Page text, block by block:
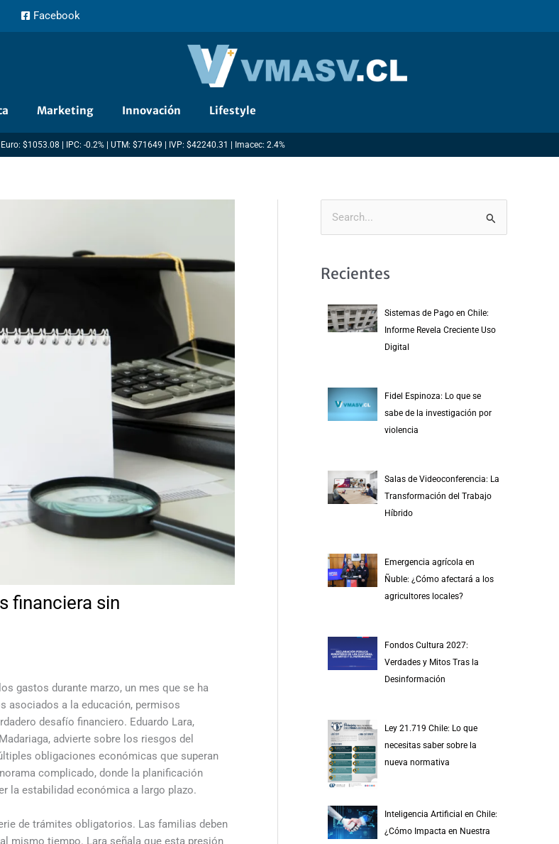
Facebook
Marketing Innovación Lifestyle
$1053.08 | IPC: -0.2% | UTM: $71649 | IVP: $42240.31 | Imacec: 2.4%
financiera sin
gastos durante marzo, un mes que se ha
asociados a la educación, permisos
desafío financiero. Eduardo Lara,
advierte sobre los riesgos del
obligaciones económicas que superan
complicado, donde la planificación
la estabilidad económica a largo plazo.
de trámites obligatorios. Las familias deben
mismo tiempo. Lara señala que esta presión
Recientes
Sistemas de Pago en Chile:
Informe Revela Creciente Uso
Digital
Fidel Espinoza: Lo que se
sabe de la investigación por
violencia
Salas de Videoconferencia: La
Transformación del Trabajo
Híbrido
Emergencia agrícola en
Ñuble: ¿Cómo afectará a los
agricultores locales?
Fondos Cultura 2027:
Verdades y Mitos Tras la
Desinformación
Ley 21.719 Chile: Lo que
necesitas saber sobre la
nueva normativa
Inteligencia Artificial en Chile:
¿Cómo Impacta en Nuestra